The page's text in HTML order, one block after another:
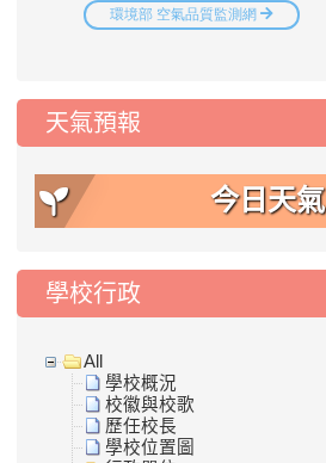
天氣預報
今日天氣
學校行政
All
學校概況
校徽與校歌
歷任校長
學校位置圖